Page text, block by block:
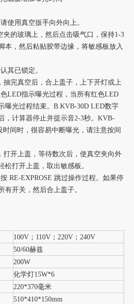
用真空扳手向外向上。
的玻璃上，然后点击吸气口，保持1-3
本，然后粘贴胶带边缘，将敏感板放入
已锁定。
完真空后，合上盖子，上下开灯或上
LED指示曝光过程，当所有红色LED
曝光过程结束。B.KVB-30D LED数字
，计算器停止并提示音2-3秒。KVB-
时间时，很容易中断曝光，请注意按间
开上盖，等待数次后，使真空夹向外
松打开上盖，取出敏感板。
EXPROSE 跳过操作过程。如果停
有开关，然后合上盖子。
100V；110V；220V；240V
50/60赫兹
200W
化学灯15W*6
220*370毫米
510*410*150mm